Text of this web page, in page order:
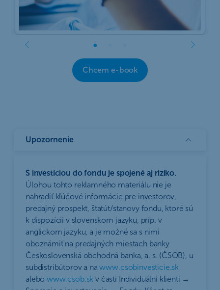
Chcem e-book
Upozornenie
S investíciou do fondu je spojené aj riziko.
Úlohou tohto reklamného materiálu nie je
nahradiť kľúčové informácie pre investorov,
predajný prospekt, štatút/stanovy fondu, ktoré sú
k dispozícii v slovenskom jazyku, príp. v
anglickom jazyku, a je možné sa s nimi
oboznámiť na predajných miestach banky
Československá obchodná banka, a. s. (ČSOB), u
subdistribútorov a nawww.csobinvesticie.sk
alebowww.csob.sk v časti Individuálni klienti →